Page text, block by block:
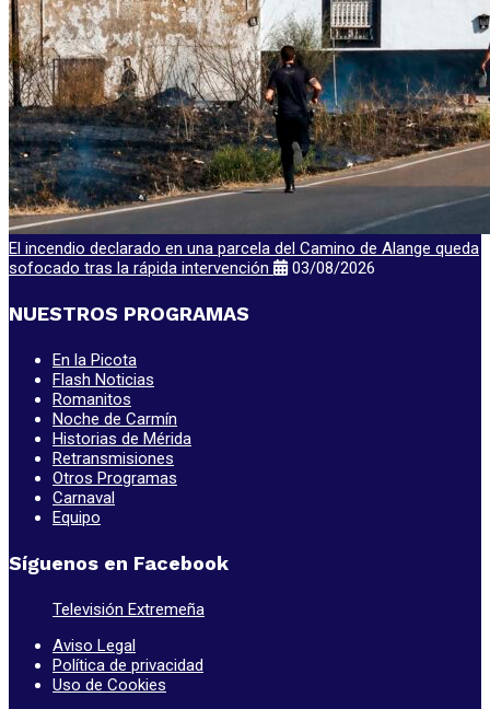
El incendio declarado en una parcela del Camino de Alange queda
sofocado tras la rápida intervención
03/08/2026
NUESTROS PROGRAMAS
En la Picota
Flash Noticias
Romanitos
Noche de Carmín
Historias de Mérida
Retransmisiones
Otros Programas
Carnaval
Equipo
Síguenos en Facebook
Televisión Extremeña
Aviso Legal
Política de privacidad
Uso de Cookies